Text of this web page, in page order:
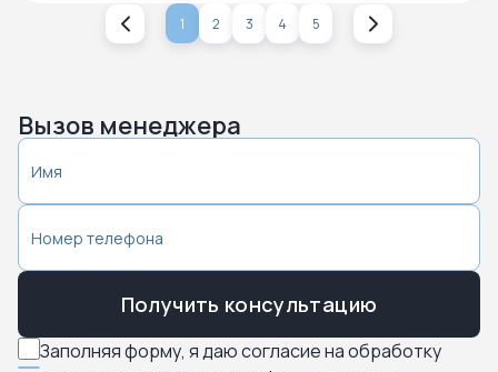
1 2 3 4 5
Вызов менеджера
Заполняя форму, я даю согласие на обработку
Получить консультацию